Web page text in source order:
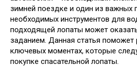
зимней поездке и один из важных
необходимых инструментов для
подходящей лопаты может
заданием. Данная статья поможет
ключевых моментах, которые
покупке спасательной лопаты.